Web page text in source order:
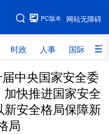
网站无障碍
PC版本
时政 人事 国际 财
图
时政 人事
网评 港澳
全球连线 教育
中央国家安全委
快推进国家安全
安全格局保障新
局